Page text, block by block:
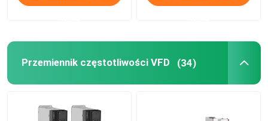
Przemiennik częstotliwości VFD (34)